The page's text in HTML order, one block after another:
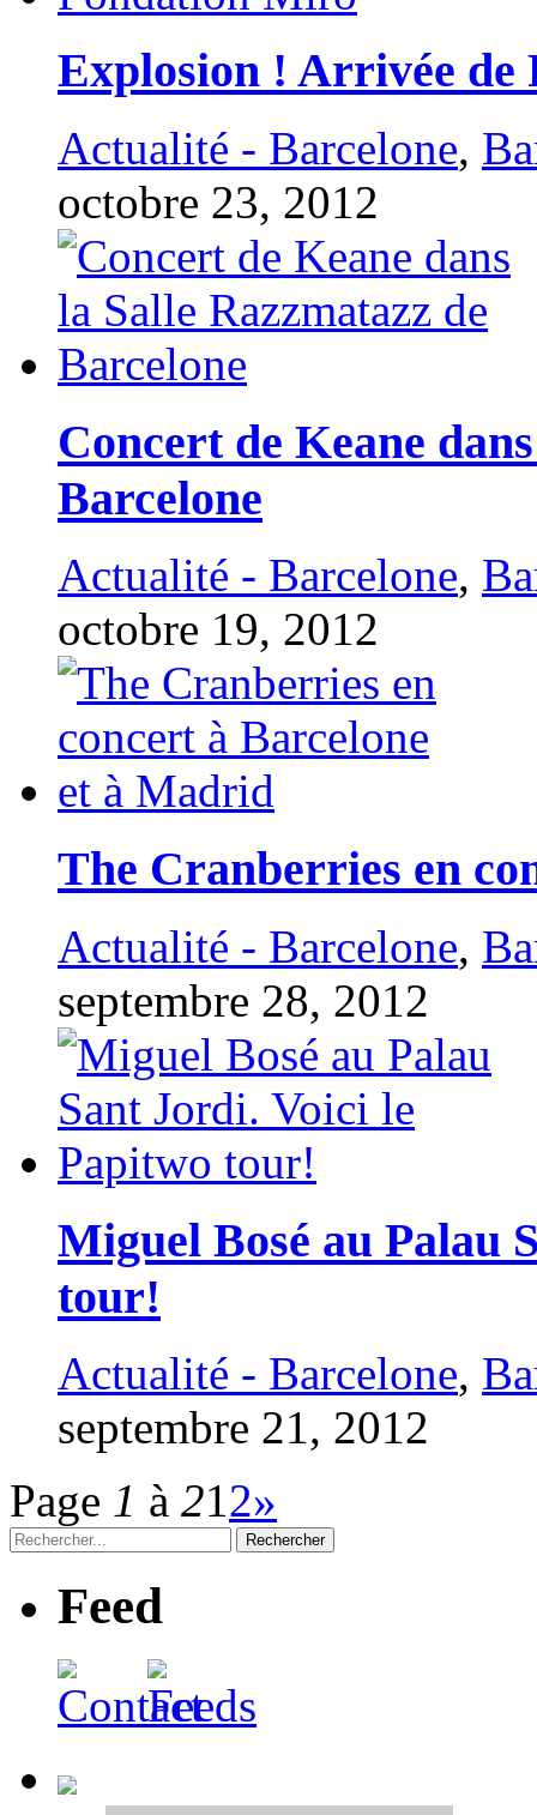
Explosion ! Arrivée
Actualité - Barcelone,
octobre 23, 2012
Concert de Keane
Barcelone
Actualité - Barcelone,
octobre 19, 2012
The Cranberries en
Actualité - Barcelone,
septembre 28, 2012
Miguel Bosé au Palau
tour!
Actualité - Barcelone,
septembre 21, 2012
Page 1 à 212»
Feed